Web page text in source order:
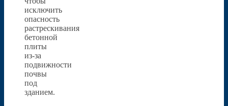
исключить
опасность
растрескивания
бетонной
плиты
из-за
подвижности
почвы
под
зданием.